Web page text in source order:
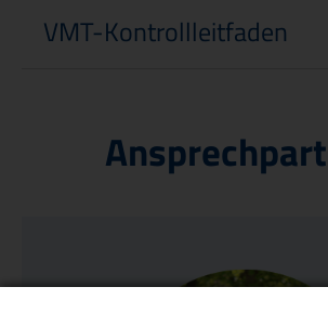
VMT-Kontrollleitfaden